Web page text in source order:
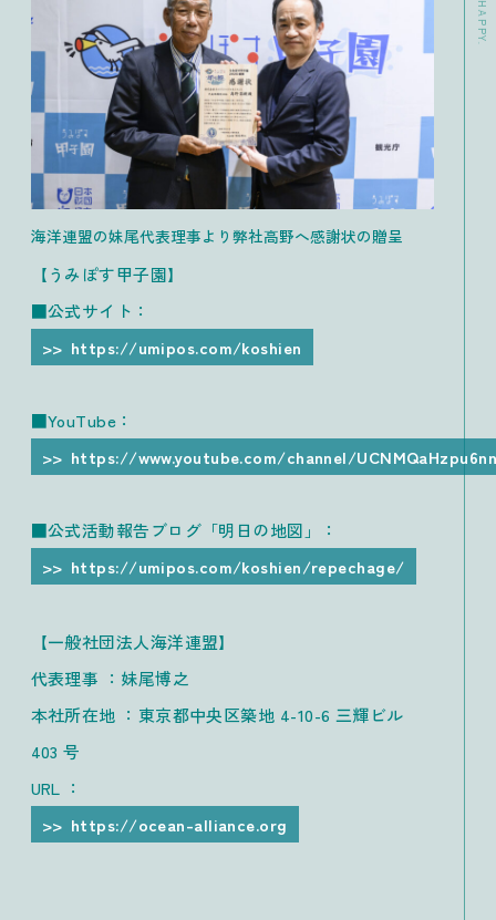
海洋連盟の妹尾代表理事より弊社高野へ感謝状の贈呈
【うみぽす甲子園】
■公式サイト：
https://umipos.com/koshien
■YouTube：
https://www.youtube.com/channel/
■公式活動報告ブログ「明日の地図」：
https://umipos.com/koshien/repechage/
【一般社団法人海洋連盟】
代表理事 ：妹尾博之
本社所在地 ：東京都中央区築地 4-10-6 三輝ビル
403 号
URL ：
https://ocean-alliance.org